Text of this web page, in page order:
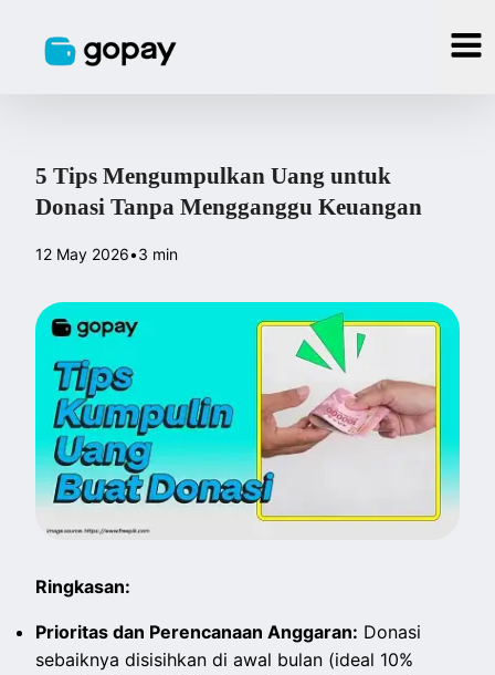
5 Tips Mengumpulkan Uang untuk
Donasi Tanpa Mengganggu Keuangan
12 May 2026•3 min
Ringkasan:
Prioritas dan Perencanaan Anggaran: Donasi
sebaiknya disisihkan di awal bulan (ideal 10%